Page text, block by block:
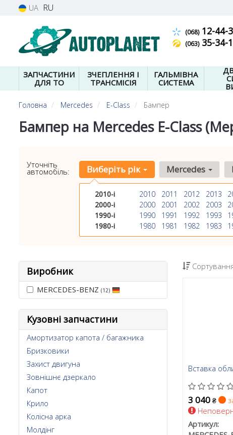
UA RU
(068)12-44-
(063)35-34-
ЗАПЧАСТИНИ
ДЛЯ ТО
ЗЧЕПЛЕННЯ І
ТРАНСМІСІЯ
ГАЛЬМІВНА
СИСТЕМА
Головна Mercedes E-Class Бампер
Бампер на Mercedes E-Class
Уточніть
автомобіль: Виберіть рік
2010-і 2010 2011 2012 2013
2000-і
2000 2001 2002 2003
1990-і
1990 1991 1992 1993
1980-і
1980 1981 1982 1983
Mercedes
Виробник
MERCEDES-BENZ (12)
Кузовні запчастини
Амортизатор капота / багажника
Бризковики
Захист двигуна
Зовнішнє дзеркало
Капот
Крило
Колісна арка
Молдінг
Вставка
3 040 ₴
Артикул: